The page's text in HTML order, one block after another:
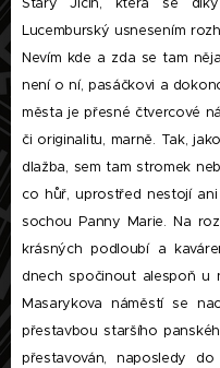
Lucemburský usnesením
Nevím kde a zda se tam
není o ní, pasáčkovi a
města je přesné čtvercové
či originalitu, marně. Tak,
dlažba, sem tam stromek
co hůř, uprostřed nestojí
sochou Panny Marie. Na
krásných podloubí a
dnech spočinout alespoň u
Masarykova náměstí se
přestavbou staršího
přestavován, naposledy